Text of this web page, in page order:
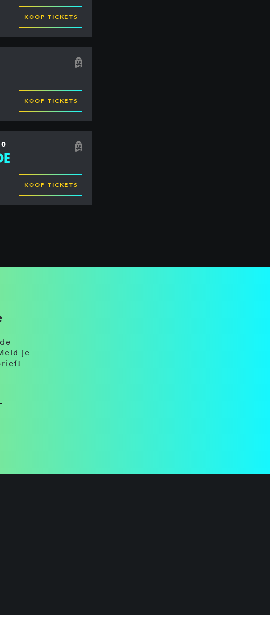
KOOP TICKETS
KOOP TICKETS
KOOP TICKETS
je